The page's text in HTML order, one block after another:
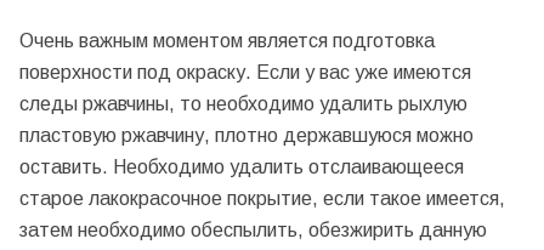
Очень важным моментом является подготовка
поверхности под окраску. Если у вас уже имеются
следы ржавчины, то необходимо удалить рыхлую
пластовую ржавчину, плотно державшуюся можно
оставить. Необходимо удалить отслаивающееся
старое лакокрасочное покрытие, если такое имеется,
затем необходимо обеспылить, обезжирить данную